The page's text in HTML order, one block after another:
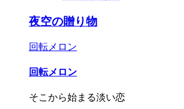
夜空の贈り物
回転メロン
回転メロン
そこから始まる淡い恋